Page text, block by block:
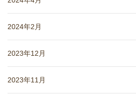
2024年2月
2023年12月
2023年11月